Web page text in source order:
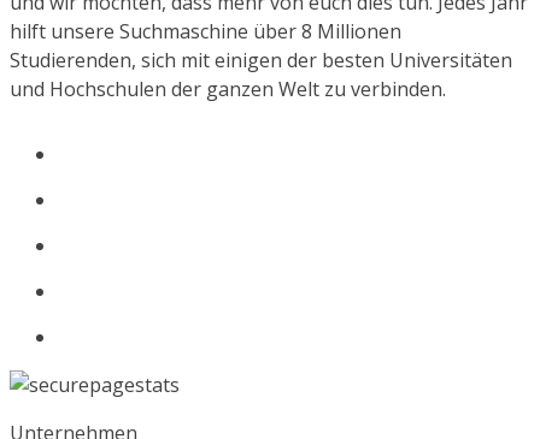
hilft unsere Suchmaschine über 8 Millionen
Studierenden, sich mit einigen der besten Universitäten
und Hochschulen der ganzen Welt zu verbinden.
Unternehmen